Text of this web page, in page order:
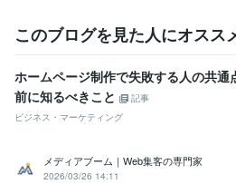
このブログを見た人にオスス
ホームページ制作で失敗する人の共通
前に知るべきこと
記事
ビジネス・マーケティング
メディアブーム｜Web集客の専門家
2026/03/26 14:11